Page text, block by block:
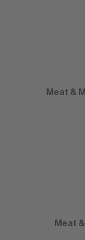
Meat &
Meat